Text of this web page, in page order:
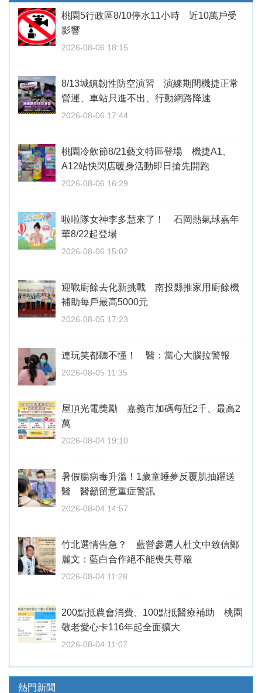
桃園5行政區8/10停水11小時 近10萬戶受
影響
2026-08-06 18:15
8/13城鎮韌性防空演習 演練期間機捷正常
營運、車站只進不出、行動網路降速
2026-08-06 17:44
桃園冷飲節8/21藝文特區登場 機捷A1、
A12站快閃店暖身活動即日搶先開跑
2026-08-06 16:29
啦啦隊女神李多慧來了！ 石岡熱氣球嘉年
華8/22起登場
2026-08-06 15:02
迎戰廚餘去化新挑戰 南投縣推家用廚餘機
補助每戶最高5000元
2026-08-05 17:23
連玩笑都聽不懂！ 醫：當心大腦拉警報
2026-08-05 11:35
屋頂光電獎勵 嘉義市加碼每瓩2千、最高2
萬
2026-08-04 19:10
暑假腸病毒升溫！1歲童睡夢反覆肌抽躍送
醫 醫籲留意重症警訊
2026-08-04 14:57
竹北選情告急？ 藍營參選人杜文中致信鄭
麗文：藍白合作絕不能喪失尊嚴
2026-08-04 11:28
200點抵農會消費、100點抵醫療補助 桃園
敬老愛心卡116年起全面擴大
2026-08-04 11:07
熱門新聞